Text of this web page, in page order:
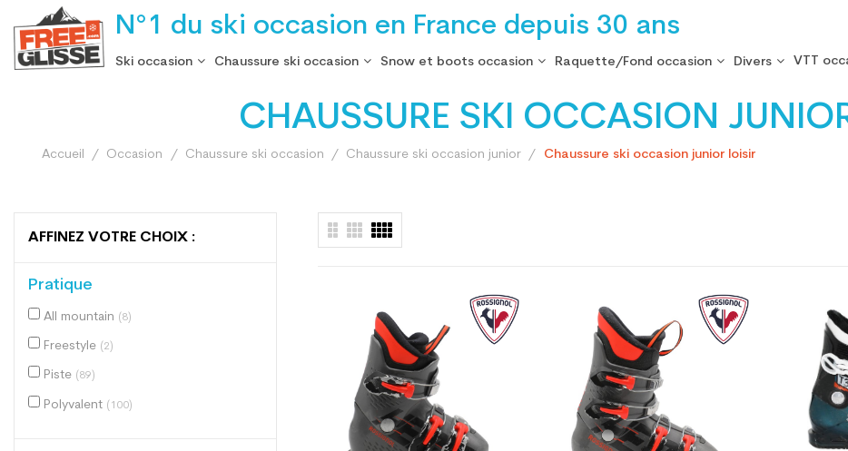
N°1 du ski occasion en France depuis 30 ans
Ski occasion Chaussure ski occasion Snow et boots occasion Raquette/Fond occasion Divers VTT
CHAUSSURE SKI OCCASION
Accueil Occasion Chaussure ski occasion Chaussure ski occasion junior Chaussure ski occasion junior loisir
AFFINEZ VOTRE CHOIX :
Pratique
All mountain (8)
Freestyle (2)
Piste (89)
Polyvalent (100)